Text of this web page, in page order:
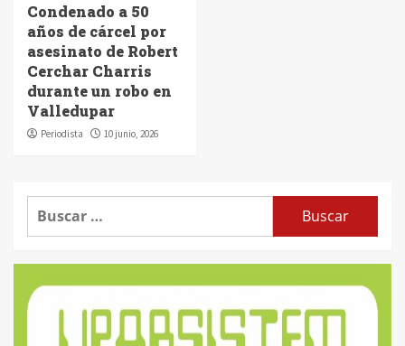
Condenado a 50
años de cárcel por
asesinato de Robert
Cerchar Charris
durante un robo en
Valledupar
Periodista 10 junio, 2026
Buscar: